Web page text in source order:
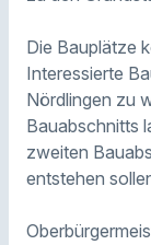
Die Bauplätze
Interessierte
Nördlingen zu
Bauabschnitts
zweiten
entstehen